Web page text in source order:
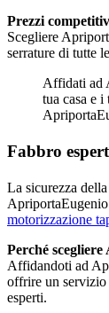
Prezzi
Scegliere
serrature di tutte
Affidati ad
tua casa e
Fabbro
La sicurezza
motorizzazione
Perché
Affidandoti ad
offrire un
esperti.